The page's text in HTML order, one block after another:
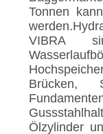
UNSTonnen
VIBRA
Brücken,
Ölzylinder